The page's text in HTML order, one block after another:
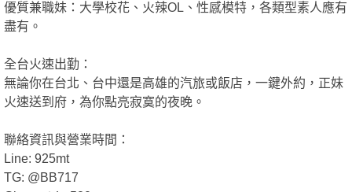
學
優質兼職妹：大學校花、火辣OL、性感模特，各類型素人應有
盡有。
全台火速出勤：
無論你在台北、台中還是高雄的汽旅或飯店，一鍵外約，正妹
火速送到府，為你點亮寂寞的夜晚。
聯絡資訊與營業時間：
Line: 925mt
TG: @BB717